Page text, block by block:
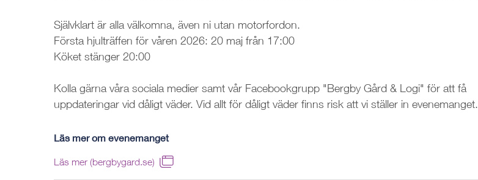
Självklart är alla välkomna, även ni utan motorfordon.
Första hjulträffen för våren 2026: 20 maj från 17:00
Köket stänger 20:00
Kolla gärna våra sociala medier samt vår Facebookgrupp "Bergby Gård & Logi" för att få
uppdateringar vid dåligt väder. Vid allt för dåligt väder finns risk att vi ställer in evenemanget.
Läs mer om evenemanget
Läs mer (bergbygard.se)